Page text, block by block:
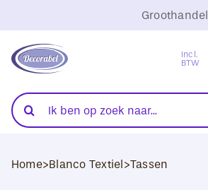
naar
inhoud
Groothandel
Incl.
BTW
Folies
Transferpersen
Zoeken
naar:
Home>Blanco Textiel>Tassen